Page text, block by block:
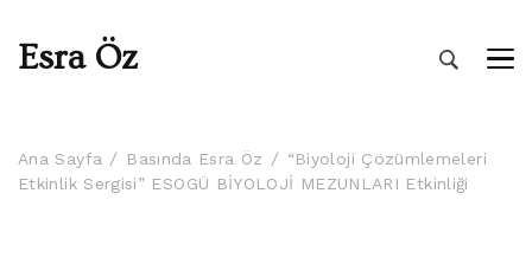
Esra Öz
Ana Sayfa Basında Esra Öz
“Biyoloji Çözümlemeleri
Etkinlik Sergisi” ESOGÜ BİYOLOJİ MEZUNLARI Etkinliği